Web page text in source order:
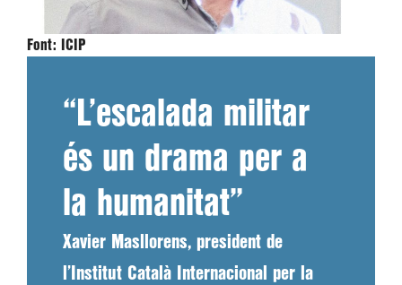
Font: ICIP
“L’escalada militar
és un drama per a
la humanitat”
Xavier Masllorens, president de
l’Institut Català Internacional per la